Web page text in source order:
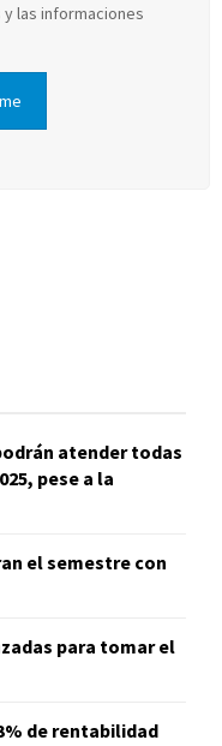
las informaciones
atender todas
pese a la
el semestre con
para tomar el
de rentabilidad